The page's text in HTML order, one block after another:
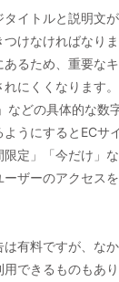
イトルと説明文が
けなければなり
るため、重要な
にくくなります
どの具体的な数
うにするとECサ
定」「今だけ」
ザーのアクセス
有料ですが、な
できるものもあ